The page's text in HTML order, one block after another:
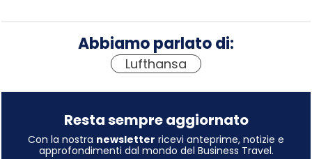
Abbiamo parlato di:
Lufthansa
Resta sempre aggiornato
Con la nostra newsletter ricevi anteprime, notizie e
approfondimenti dal mondo del Business Travel.